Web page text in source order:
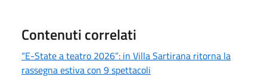
Contenuti correlati
“E-State a teatro 2026”: in Villa Sartirana ritorna la
rassegna estiva con 9 spettacoli